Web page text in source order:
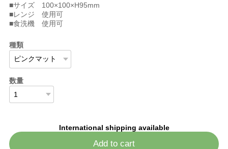
■サイズ 100×100×H95mm
■レンジ 使用可
■食洗機 使用可
種類
数量
International shipping available
Add to cart